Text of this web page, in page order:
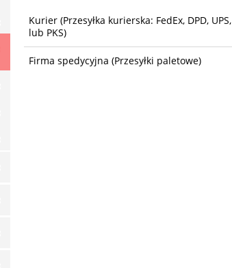
Kurier (Przesyłka kurierska: FedEx, DPD, UPS,
lub PKS)
Firma spedycyjna (Przesyłki paletowe)